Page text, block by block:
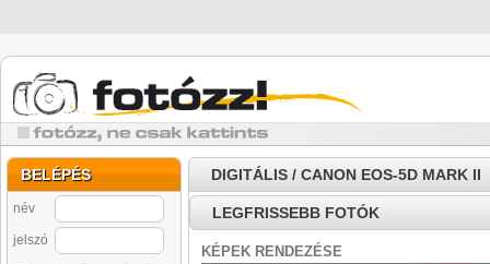
BELÉPÉS
név
jelszó
DIGITÁLIS / CANON EOS-5D MARK II
LEGFRISSEBB FOTÓK
KÉPEK RENDEZÉSE